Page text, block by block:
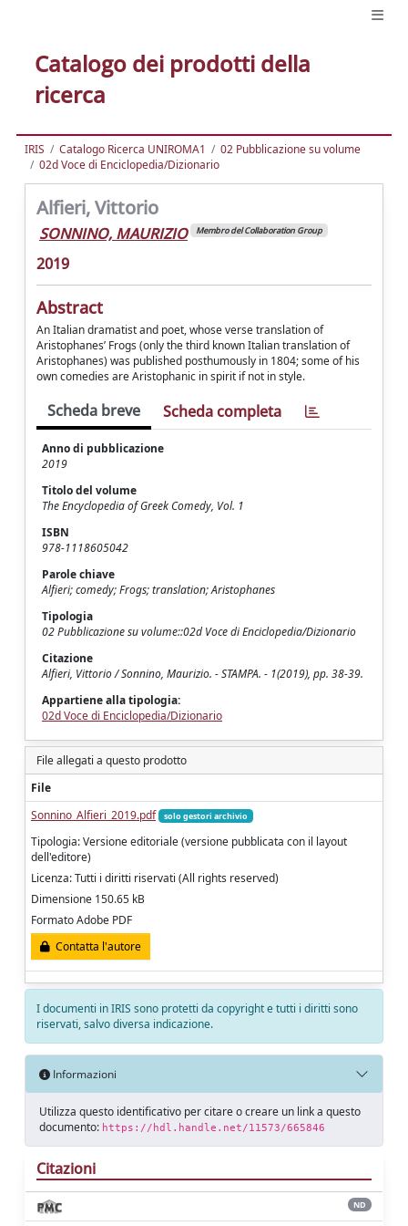
Catalogo dei prodotti della
ricerca
IRIS Catalogo Ricerca UNIROMA1
02 Pubblicazione su volume
02d Voce di Enciclopedia/Dizionario
Alfieri, Vittorio
SONNINO, MAURIZIO Membro del Collaboration Group
2019
Abstract
An Italian dramatist and poet, whose verse translation of
Aristophanes’ Frogs (only the third known Italian translation of
Aristophanes) was published posthumously in 1804; some of his
own comedies are Aristophanic in spirit if not in style.
Scheda breve Scheda completa
Anno di pubblicazione
2019
Titolo del volume
The Encyclopedia of Greek Comedy, Vol. 1
ISBN
978-1118605042
Parole chiave
Alfieri; comedy; Frogs; translation; Aristophanes
Tipologia
02 Pubblicazione su volume::02d Voce di Enciclopedia/Dizionario
Citazione
Alfieri, Vittorio / Sonnino, Maurizio. - STAMPA. - 1(2019), pp. 38-39.
Appartiene alla tipologia:
02d Voce di Enciclopedia/Dizionario
File allegati a questo prodotto
File
Sonnino_Alfieri_2019.pdf
solo gestori archivio
Tipologia: Versione editoriale (versione pubblicata con il layout
dell'editore)
Licenza: Tutti i diritti riservati (All rights reserved)
Dimensione 150.65 kB
Formato Adobe PDF
Contatta l'autore
I documenti in IRIS sono protetti da copyright e tutti i diritti sono
riservati, salvo diversa indicazione.
Informazioni
Utilizza questo identificativo per citare o creare un link a questo
documento: https://hdl.handle.net/11573/665846
Citazioni
ND